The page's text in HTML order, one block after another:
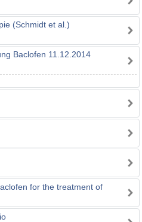
(Schmidt et al.)
Baclofen 11.12.2014
for the treatment of